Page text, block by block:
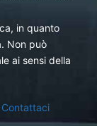
in quanto
Non può
ai sensi della
Contattaci